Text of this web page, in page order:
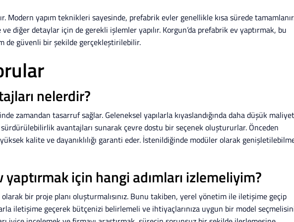
Modern yapım teknikleri sayesinde, prefabrik evler genellikle kısa sürede
diğer detaylar için de gerekli işlemler yapılır. Korgun’da prefabrik ev yaptırmak, bu
de güvenli bir şekilde gerçekleştirilebilir.
nelerdir?
zamandan tasarruf sağlar. Geleneksel yapılarla kıyaslandığında daha düşük
avantajları sunarak çevre dostu bir seçenek oluştururlar. Önceden
kalite ve dayanıklılığı garanti eder. İstenildiğinde modüler olarak
için hangi adımları izlemeliyim?
bir proje planı oluşturmalısınız. Bunu takiben, yerel yönetim ile iletişime geçip
iletişime geçerek bütçenizi belirlemeli ve ihtiyaçlarınıza uygun bir model